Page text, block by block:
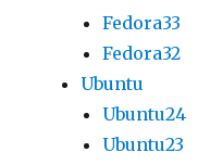
Fedora33
Fedora32
Ubuntu
Ubuntu24
Ubuntu23